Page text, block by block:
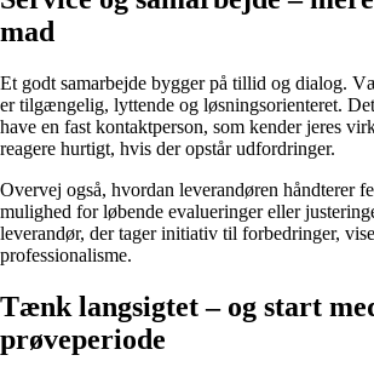
mad
Et godt samarbejde bygger på tillid og dialog.
er tilgængelig, lyttende og løsningsorienteret.
have en fast kontaktperson, som kender jeres
reagere hurtigt, hvis der opstår udfordringer.
Overvej også, hvordan leverandøren håndterer
mulighed for løbende evalueringer eller
leverandør, der tager initiativ til forbedringer,
professionalisme.
Tænk langsigtet – og start
prøveperiode